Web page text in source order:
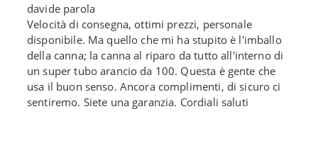
davide parola
Velocità di consegna, ottimi prezzi, personale
disponibile. Ma quello che mi ha stupito è l'imballo
della canna; la canna al riparo da tutto all'interno di
un super tubo arancio da 100. Questa è gente che
usa il buon senso. Ancora complimenti, di sicuro ci
sentiremo. Siete una garanzia. Cordiali saluti